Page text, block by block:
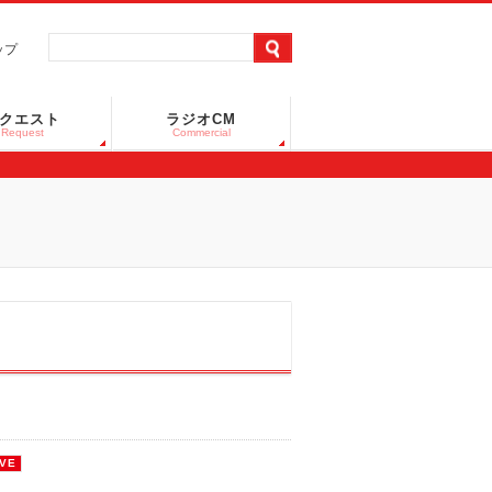
プ
エスト
Request
ラジオCM
Commercial